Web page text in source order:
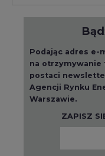
Podając adres e-
na
postaci
Agencji Rynku
Warszawie.
ZAPISZ